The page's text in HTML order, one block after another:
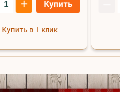
+ Купить
Купить в 1 клик